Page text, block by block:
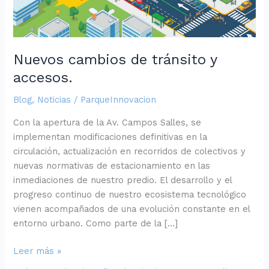
Nuevos cambios de tránsito y
accesos.
Blog, Noticias / ParqueInnovacion
Con la apertura de la Av. Campos Salles, se
implementan modificaciones definitivas en la
circulación, actualización en recorridos de colectivos y
nuevas normativas de estacionamiento en las
inmediaciones de nuestro predio. El desarrollo y el
progreso continuo de nuestro ecosistema tecnológico
vienen acompañados de una evolución constante en el
entorno urbano. Como parte de la […]
Leer más »